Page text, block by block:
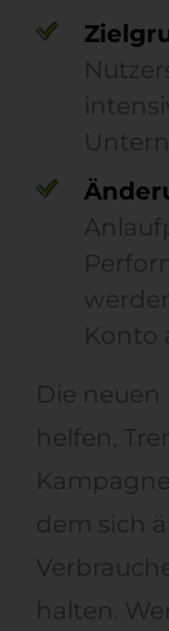
Konto
Die
helfen,
dem sich
halten.